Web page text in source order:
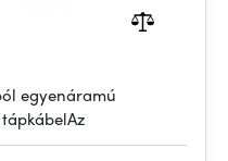
egyenáramú